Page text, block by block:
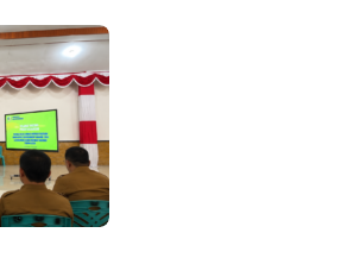
Kursi Empuk, Ide Tumpul:
Potret Pejabat Cari Aman